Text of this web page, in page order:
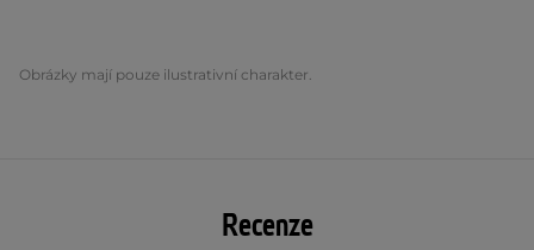
Obrázky mají pouze ilustrativní charakter.
Recenze